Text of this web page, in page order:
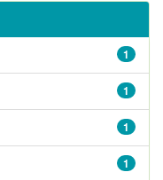
1
1
1
1